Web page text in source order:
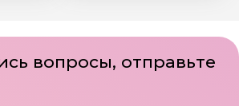
вопросы, отправьте